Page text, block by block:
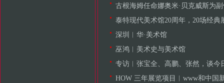
古根海姆任命娜奥米·贝克威斯为
泰特现代美术馆20周年，20场经典
深圳︱华·美术馆
巫鸿︱美术史与美术馆
专访︱张宝全、高鹏、张然，谈今
HOW 三年展览项目︱www和中国